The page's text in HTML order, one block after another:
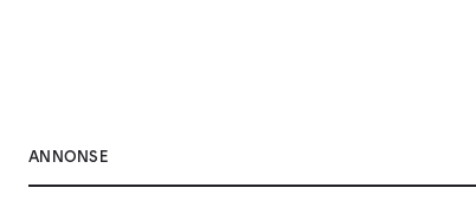
ANNONSE